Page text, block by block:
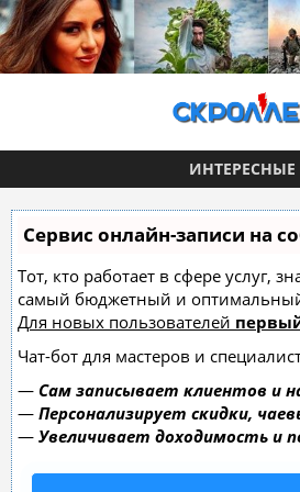
Сервис онлайн-записи на
Тот, кто работает в сфере услуг,
самый бюджетный и
Для новых пользователей
Чат-бот для мастеров и
— Сам записывает клиентов и
— Персонализирует скидки,
— Увеличивает доходимость и